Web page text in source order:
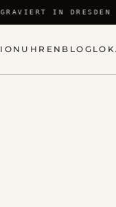
IN DRESDEN
UHREN BLOG